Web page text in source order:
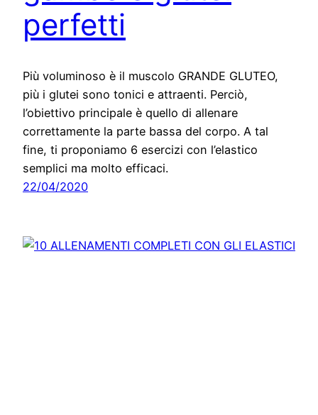
perfetti
Più voluminoso è il muscolo GRANDE GLUTEO,
più i glutei sono tonici e attraenti. Perciò,
l’obiettivo principale è quello di allenare
correttamente la parte bassa del corpo. A tal
fine, ti proponiamo 6 esercizi con l’elastico
semplici ma molto efficaci.
22/04/2020